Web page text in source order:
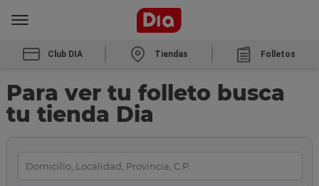
Club DIA Tiendas Folletos
Para ver tu folleto busca
tu tienda Dia